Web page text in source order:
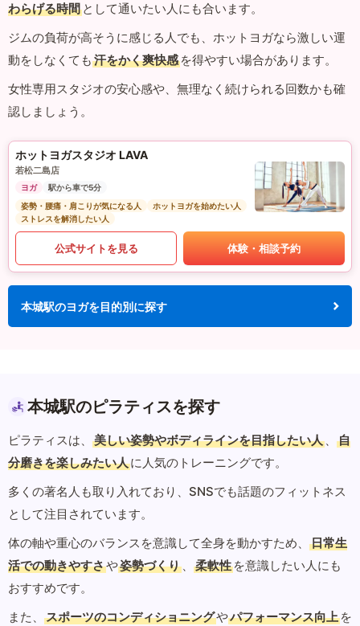
わらげる時間 として通いたい人にも合います。
ジムの負荷が高そうに感じる人でも、ホットヨガなら激しい運
動をしなくても 汗をかく爽快感 を得やすい場合があります。
女性専用スタジオの安心感や、無理なく続けられる回数かも確
認しましょう。
ホットヨガスタジオ LAVA
若松二島店
ヨガ
駅から車で5分
姿勢・腰痛・肩こりが気になる人
ホットヨガを始めたい人
ストレスを解消したい人
公式サイトを見る 体験・相談予約
本城駅のヨガを目的別に探す
本城駅のピラティスを探す
ピラティスは、 美しい姿勢やボディラインを目指したい人 、
自
分磨きを楽しみたい人に人気のトレーニングです。
多くの著名人も取り入れており、SNSでも話題のフィットネス
として注目されています。
体の軸や重心のバランスを意識して全身を動かすため、
日常生
活での動きやすさや姿勢づくり 、 柔軟性 を意識したい人にも
おすすめです。
また、
スポーツのコンディショニングやパフォーマンス向上 を